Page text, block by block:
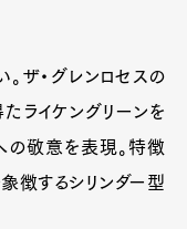
ザ・グレンロセスの
ライケングリーンを
の敬意を表現。特徴
徴するシリンダー型